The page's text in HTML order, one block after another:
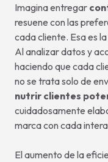
Imagina entregar
resuene con las
cada cliente. Esa es
Al analizar datos y
haciendo que cada
no se trata solo de
nutrir clientes
cuidadosamente
marca con cada
El aumento de la